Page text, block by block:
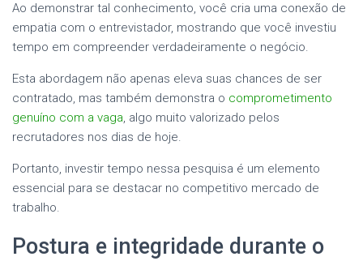
Ao demonstrar tal conhecimento, você cria uma conexão de
empatia com o entrevistador, mostrando que você investiu
tempo em compreender verdadeiramente o negócio.
Esta abordagem não apenas eleva suas chances de ser
contratado, mas também demonstra o comprometimento
genuíno com a vaga, algo muito valorizado pelos
recrutadores nos dias de hoje.
Portanto, investir tempo nessa pesquisa é um elemento
essencial para se destacar no competitivo mercado de
trabalho.
Postura e integridade durante o